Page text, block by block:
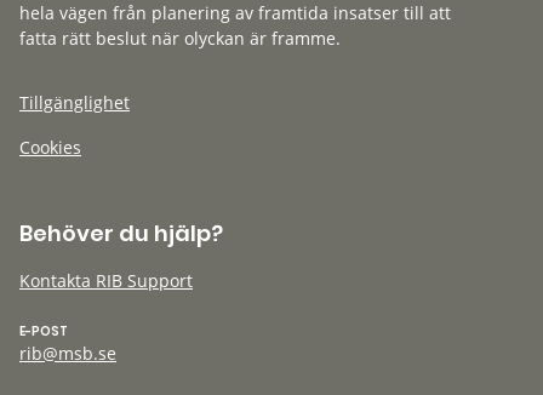
hela vägen från planering av framtida insatser till att
fatta rätt beslut när olyckan är framme.
Tillgänglighet
Cookies
Behöver du hjälp?
Kontakta RIB Support
E-POST
rib@msb.se